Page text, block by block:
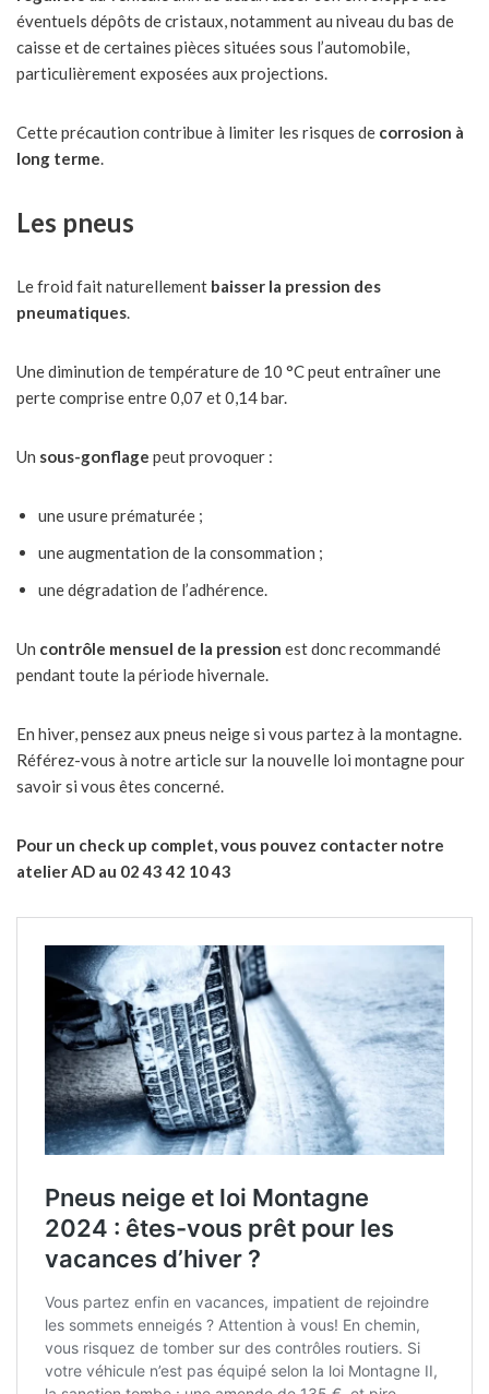
éventuels dépôts de cristaux, notamment au niveau du bas de
caisse et de certaines pièces situées sous l’automobile,
particulièrement exposées aux projections.
Cette précaution contribue à limiter les risques de corrosion à
long terme.
Les pneus
Le froid fait naturellement baisser la pression des
pneumatiques.
Une diminution de température de 10 °C peut entraîner une
perte comprise entre 0,07 et 0,14 bar.
Un sous-gonflage peut provoquer :
une usure prématurée ;
une augmentation de la consommation ;
une dégradation de l’adhérence.
Un contrôle mensuel de la pression est donc recommandé
pendant toute la période hivernale.
En hiver, pensez aux pneus neige si vous partez à la montagne.
Référez-vous à notre article sur la nouvelle loi montagne pour
savoir si vous êtes concerné.
Pour un check up complet, vous pouvez contacter notre
atelier AD au 02 43 42 10 43